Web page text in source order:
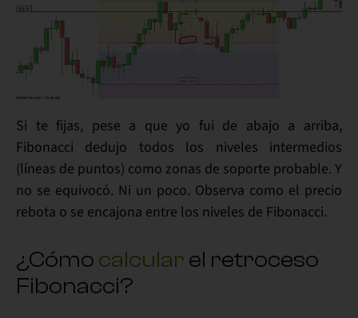
Si te fijas, pese a que yo fui de abajo a arriba,
Fibonacci dedujo todos los niveles intermedios
(líneas de puntos) como zonas de soporte probable. Y
no se equivocó. Ni un poco. Observa como el precio
rebota o se encajona entre los niveles de Fibonacci.
¿Cómo calcular el retroceso
Fibonacci?